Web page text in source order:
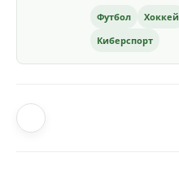
Футбол Хоккей
Киберспорт